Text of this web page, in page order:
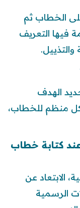
الخطاب ثم
فيها التعريف
الهدف
منظم للخطاب،
كتابة خطاب
الابتعاد عن
الرسمية